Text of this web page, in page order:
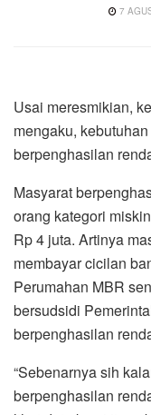
7
Usai meresmikian,
mengaku,
berpenghasilan
Masyarat
orang kategori
Rp 4 juta. Artinya
membayar cicilan
Perumahan MBR
bersudsidi
berpenghasilan
“Sebenarnya sih
berpenghasilan